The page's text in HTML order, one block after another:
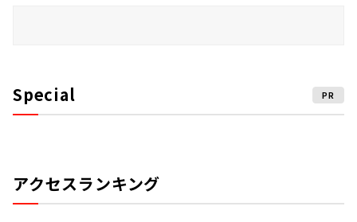
Special PR
アクセスランキング